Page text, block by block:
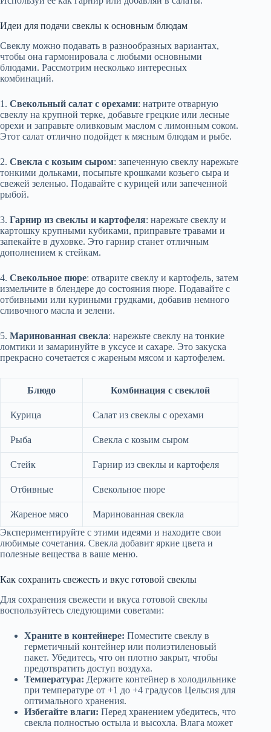
Идеи для подачи свеклы к основным блюдам
Свеклу можно подавать в разнообразных вариантах,
чтобы она гармонировала с любыми основными
блюдами. Рассмотрим несколько интересных
комбинаций.
1. Свекольный салат с орехами: натрите отварную
свеклу на крупной терке, добавьте грецкие или лесные
орехи и заправьте оливковым маслом с лимонным соком.
Этот салат отлично подойдет к мясным блюдам и рыбе.
2. Свекла с козьим сыром: запеченную свеклу нарежьте
тонкими дольками, посыпьте крошками козьего сыра и
свежей зеленью. Подавайте с курицей или запеченной
рыбой.
3. Гарнир из свеклы и картофеля: нарежьте свеклу и
картошку крупными кубиками, приправьте травами и
запекайте в духовке. Это гарнир станет отличным
дополнением к стейкам.
4. Свекольное пюре: отварите свеклу и картофель, затем
измельчите в блендере до состояния пюре. Подавайте с
отбивными или куриными грудками, добавив немного
сливочного масла и зелени.
5. Маринованная свекла: нарежьте свеклу на тонкие
ломтики и замаринуйте в уксусе и сахаре. Это закуска
прекрасно сочетается с жареным мясом и картофелем.
Блюдо Комбинация с свеклой
Курица Салат из свеклы с орехами
Рыба Свекла с козьим сыром
Стейк Гарнир из свеклы и картофеля
Отбивные Свекольное пюре
Жареное мясо
Маринованная свекла
Экспериментируйте с этими идеями и находите свои
любимые сочетания. Свекла добавит яркие цвета и
полезные вещества в ваше меню.
Как сохранить свежесть и вкус готовой свеклы
Для сохранения свежести и вкуса готовой свеклы
воспользуйтесь следующими советами:
Храните в контейнере: Поместите свеклу в
герметичный контейнер или полиэтиленовый
пакет. Убедитесь, что он плотно закрыт, чтобы
предотвратить доступ воздуха.
Температура: Держите контейнер в холодильнике
при температуре от +1 до +4 градусов Цельсия для
оптимального хранения.
Избегайте влаги: Перед хранением убедитесь, что
свекла полностью остыла и высохла. Влага может